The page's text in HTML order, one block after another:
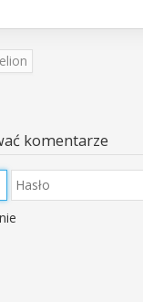
komentarze